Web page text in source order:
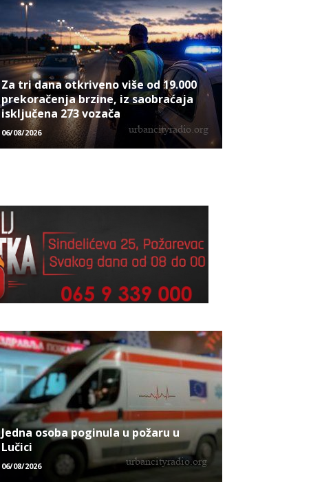
Za tri dana otkriveno više od 19.000
prekoračenja brzine, iz saobraćaja
isključena 273 vozača
06/08/2026
Jedna osoba poginula u požaru u
Lučici
06/08/2026